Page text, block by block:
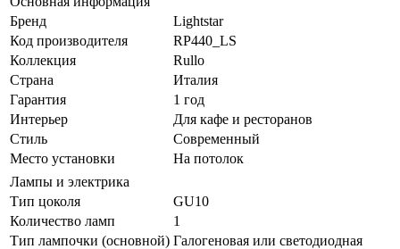
Бренд
Lightstar
Код производителя
RP440_LS
Коллекция
Rullo
Страна
Италия
Гарантия
1 год
Интерьер
Для кафе и ресторанов
Стиль
Современный
Место установки
На потолок
Лампы и электрика
Тип цоколя
GU10
Количество ламп
1
Тип лампочки (основной) Галогеновая или светодиодная